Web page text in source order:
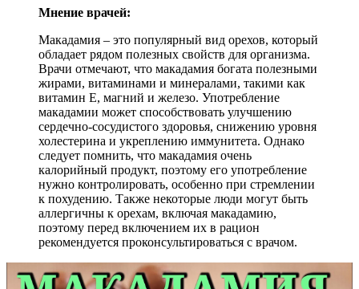
Мнение врачей:
Макадамия – это популярный вид орехов, который
обладает рядом полезных свойств для организма.
Врачи отмечают, что макадамия богата полезными
жирами, витаминами и минералами, такими как
витамин Е, магний и железо. Употребление
макадамии может способствовать улучшению
сердечно-сосудистого здоровья, снижению уровня
холестерина и укреплению иммунитета. Однако
следует помнить, что макадамия очень
калорийный продукт, поэтому его употребление
нужно контролировать, особенно при стремлении
к похудению. Также некоторые люди могут быть
аллергичны к орехам, включая макадамию,
поэтому перед включением их в рацион
рекомендуется проконсультироваться с врачом.